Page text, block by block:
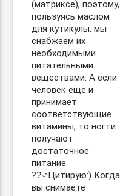
(матриксе), поэтому,
пользуясь маслом
для кутикулы, мы
снабжаем их
необходимыми
питательными
веществами. А если
человек еще и
принимает
соответствующие
витамины, то ногти
получают
достаточное
питание.
??‍♂Цитирую:) Когда
вы снимаете